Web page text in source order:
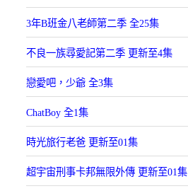
3年B班金八老師第二季 全25集
不良一族尋愛記第二季 更新至4集
戀愛吧，少爺 全3集
ChatBoy 全1集
時光旅行老爸 更新至01集
超宇宙刑事卡邦無限外傳 更新至01集